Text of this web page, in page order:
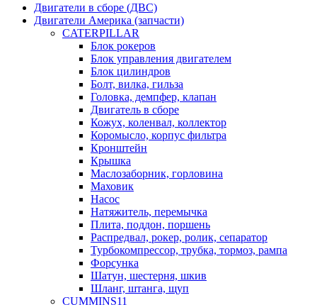
Двигатели в сборе (ДВС)
Двигатели Америка (запчасти)
CATERPILLAR
Блок рокеров
Блок управления двигателем
Блок цилиндров
Болт, вилка, гильза
Головка, демпфер, клапан
Двигатель в сборе
Кожух, коленвал, коллектор
Коромысло, корпус фильтра
Кронштейн
Крышка
Маслозаборник, горловина
Маховик
Насос
Натяжитель, перемычка
Плита, поддон, поршень
Распредвал, рокер, ролик, сепаратор
Турбокомпрессор, трубка, тормоз, рампа
Форсунка
Шатун, шестерня, шкив
Шланг, штанга, щуп
CUMMINS11